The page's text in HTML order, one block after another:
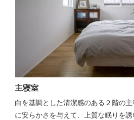
主寝室
白を基調とした清潔感のある２階の
に安らかさを与えて、上質な眠りを誘